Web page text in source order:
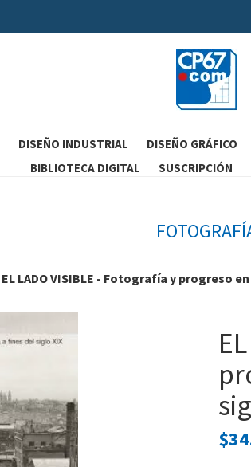
DISEÑO INDUSTRIAL DISEÑO GRÁFICO
BIBLIOTECA DIGITAL
SUSCRIPCIÓN
EL LADO VISIBLE - Fotografía y progreso